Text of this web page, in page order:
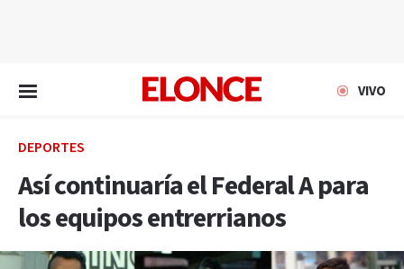
VIVO
DEPORTES
Así continuaría el Federal A para
los equipos entrerrianos